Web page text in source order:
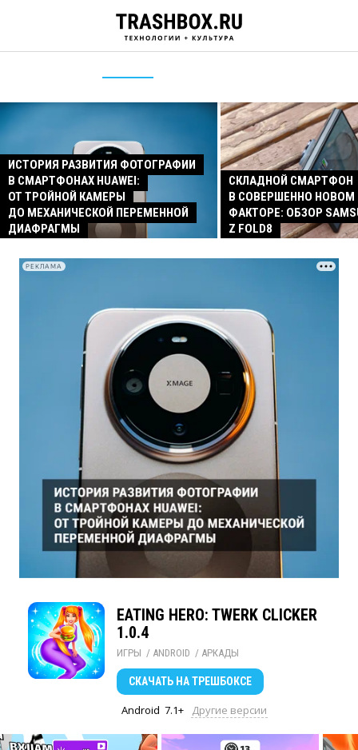
ИСТОРИЯ РАЗВИТИЯ ФОТОГРАФИИ
В СМАРТФОНАХ HUAWEI:
ОТ ТРОЙНОЙ КАМЕРЫ
ДО МЕХАНИЧЕСКОЙ ПЕРЕМЕННОЙ
ДИАФРАГМЫ
СКЛАДНОЙ СМАРТФОН
В СОВЕРШЕННО
ФАКТОРЕ: ОБЗОР
Z FOLD8
РЕКЛАМА
EATING HERO: TWERK CLICKER
1.0.4
ИГРЫ / ANDROID / АРКАДЫ
СКАЧАТЬ НА ТРЕШБОКСЕ
Android 7.1+ Другие версии